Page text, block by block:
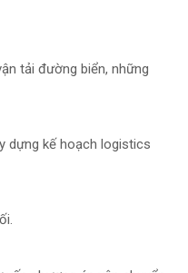
tải đường biển, những
dựng kế hoạch logistics